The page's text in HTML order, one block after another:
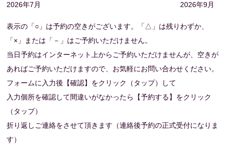
2026年7月 2026年9月
表示の「○」は予約の空きがございます。「△」は残りわずか、
「×」または「－」はご予約いただけません。
当日予約はインターネット上からご予約いただけませんが、空きが
あればご予約いただけますので、お気軽にお問い合わせください。
フォームに入力後【確認】をクリック（タップ）して
入力個所を確認して間違いがなかったら【予約する】をクリック
（タップ）
折り返しご連絡をさせて頂きます（連絡後予約の正式受付になりま
す）